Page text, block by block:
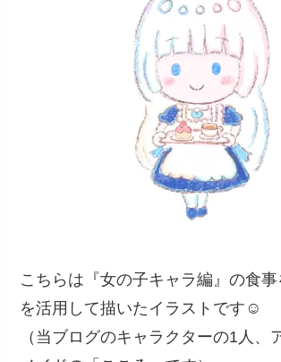
こちらは『女の子キャラ編』の食
を活用して描いたイラストです☺️
（当ブログのキャラクターの1人、